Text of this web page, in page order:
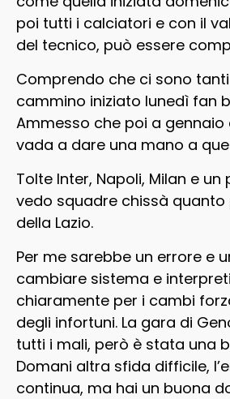
poi tutti i calciatori e con il
del tecnico, può essere
Comprendo che ci sono tanti
cammino iniziato lunedì fan
Ammesso che poi a
vada a dare una mano a
Tolte Inter, Napoli, Milan e un
vedo squadre chissà
della Lazio.
Per me sarebbe un errore e
cambiare sistema e
chiaramente per i cambi
degli infortuni. La gara di
tutti i mali, però è stata una
Domani altra sfida difficile,
continua, ma hai un buona